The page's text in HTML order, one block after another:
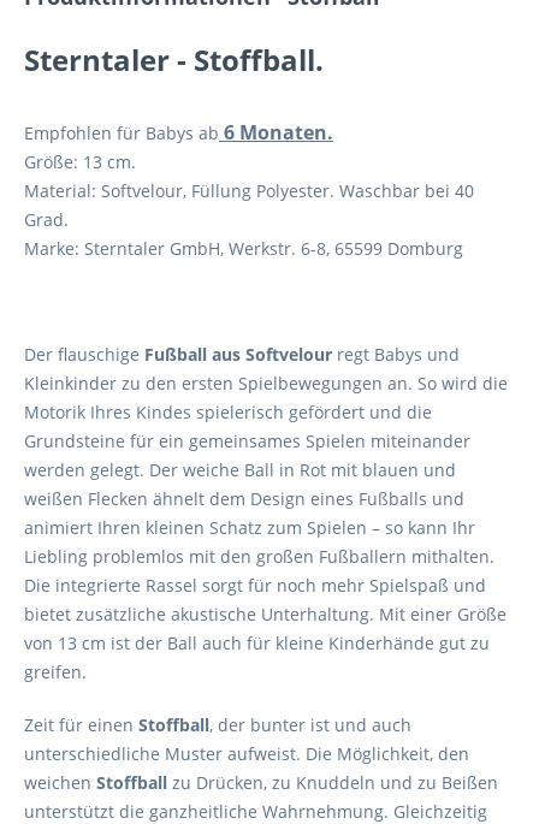
Sterntaler - Stoffball.
Empfohlen für Babys ab 6 Monaten.
Größe: 13 cm.
Material: Softvelour, Füllung Polyester. Waschbar bei 40
Grad.
Marke: Sterntaler GmbH, Werkstr. 6-8, 65599 Domburg
Der flauschige Fußball aus Softvelour regt Babys und
Kleinkinder zu den ersten Spielbewegungen an. So wird die
Motorik Ihres Kindes spielerisch gefördert und die
Grundsteine für ein gemeinsames Spielen miteinander
werden gelegt. Der weiche Ball in Rot mit blauen und
weißen Flecken ähnelt dem Design eines Fußballs und
animiert Ihren kleinen Schatz zum Spielen – so kann Ihr
Liebling problemlos mit den großen Fußballern mithalten.
Die integrierte Rassel sorgt für noch mehr Spielspaß und
bietet zusätzliche akustische Unterhaltung. Mit einer Größe
von 13 cm ist der Ball auch für kleine Kinderhände gut zu
greifen.
Zeit für einen Stoffball, der bunter ist und auch
unterschiedliche Muster aufweist. Die Möglichkeit, den
weichen Stoffball zu Drücken, zu Knuddeln und zu Beißen
unterstützt die ganzheitliche Wahrnehmung. Gleichzeitig